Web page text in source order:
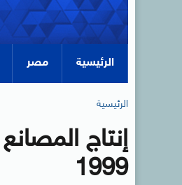
الرئيسية مصر
الرئيسية
إنتاج
1999